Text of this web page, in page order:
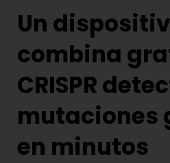
Un
combina
CRISPR
mutaciones
en minutos